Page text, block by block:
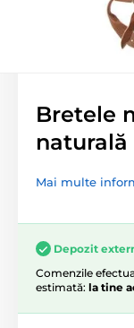
Bretele
Mai multe
Depozit
Comenzile
estimată: la tine